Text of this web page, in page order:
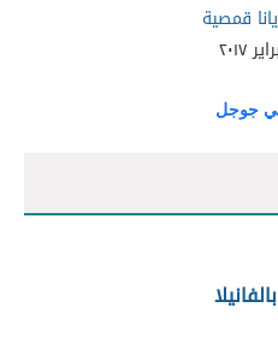
قمصية
جوجل